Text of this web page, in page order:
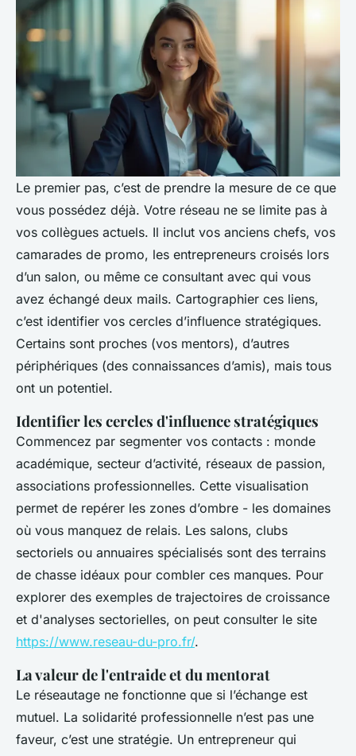
Le premier pas, c’est de prendre la mesure de ce que
vous possédez déjà. Votre réseau ne se limite pas à
vos collègues actuels. Il inclut vos anciens chefs, vos
camarades de promo, les entrepreneurs croisés lors
d’un salon, ou même ce consultant avec qui vous
avez échangé deux mails. Cartographier ces liens,
c’est identifier vos cercles d’influence stratégiques.
Certains sont proches (vos mentors), d’autres
périphériques (des connaissances d’amis), mais tous
ont un potentiel.
Identifier les cercles d'influence stratégiques
Commencez par segmenter vos contacts : monde
académique, secteur d’activité, réseaux de passion,
associations professionnelles. Cette visualisation
permet de repérer les zones d’ombre - les domaines
où vous manquez de relais. Les salons, clubs
sectoriels ou annuaires spécialisés sont des terrains
de chasse idéaux pour combler ces manques. Pour
explorer des exemples de trajectoires de croissance
et d'analyses sectorielles, on peut consulter le site
https://www.reseau-du-pro.fr/.
La valeur de l'entraide et du mentorat
Le réseautage ne fonctionne que si l’échange est
mutuel. La solidarité professionnelle n’est pas une
faveur, c’est une stratégie. Un entrepreneur qui